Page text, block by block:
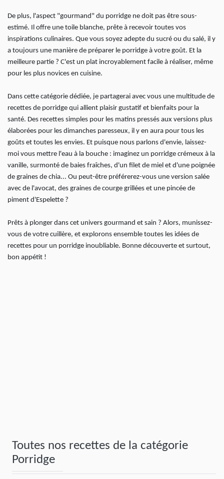
De plus, l'aspect "gourmand" du porridge ne doit pas être sous-
estimé. Il offre une toile blanche, prête à recevoir toutes vos
inspirations culinaires. Que vous soyez adepte du sucré ou du salé, il y
a toujours une manière de préparer le porridge à votre goût. Et la
meilleure partie ? C'est un plat incroyablement facile à réaliser, même
pour les plus novices en cuisine.
Dans cette catégorie dédiée, je partagerai avec vous une multitude de
recettes de porridge qui allient plaisir gustatif et bienfaits pour la
santé. Des recettes simples pour les matins pressés aux versions plus
élaborées pour les dimanches paresseux, il y en aura pour tous les
goûts et toutes les envies. Et puisque nous parlons d'envie, laissez-
moi vous mettre l'eau à la bouche : imaginez un porridge crémeux à la
vanille, surmonté de baies fraîches, d'un filet de miel et d'une poignée
de graines de chia... Ou peut-être préférerez-vous une version salée
avec de l'avocat, des graines de courge grillées et une pincée de
piment d'Espelette ?
Prêts à plonger dans cet univers gourmand et sain ? Alors, munissez-
vous de votre cuillère, et explorons ensemble toutes les idées de
recettes pour un porridge inoubliable. Bonne découverte et surtout,
bon appétit !
Toutes nos recettes de la catégorie
Porridge